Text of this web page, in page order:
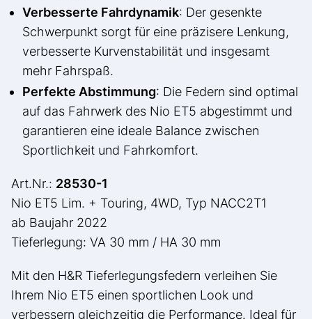
Verbesserte Fahrdynamik: Der gesenkte
Schwerpunkt sorgt für eine präzisere Lenkung,
verbesserte Kurvenstabilität und insgesamt
mehr Fahrspaß.
Perfekte Abstimmung: Die Federn sind optimal
auf das Fahrwerk des Nio ET5 abgestimmt und
garantieren eine ideale Balance zwischen
Sportlichkeit und Fahrkomfort.
Art.Nr.: 28530-1
Nio ET5 Lim. + Touring, 4WD, Typ NACC2T1
ab Baujahr 2022
Tieferlegung: VA 30 mm / HA 30 mm
Mit den H&R Tieferlegungsfedern verleihen Sie
Ihrem Nio ET5 einen sportlichen Look und
verbessern gleichzeitig die Performance. Ideal für